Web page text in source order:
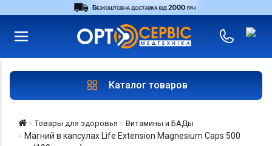
Магазины
UA Войти
Каталог товаров
Товары для здоровья Витамины и БАДы
Магний в капсулах Life Extension Magnesium Caps 500